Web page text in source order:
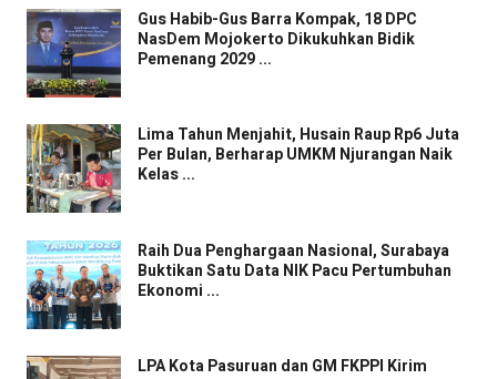
Gus Habib-Gus Barra Kompak, 18 DPC
NasDem Mojokerto Dikukuhkan Bidik
Pemenang 2029 ...
Lima Tahun Menjahit, Husain Raup Rp6 Juta
Per Bulan, Berharap UMKM Njurangan Naik
Kelas ...
Raih Dua Penghargaan Nasional, Surabaya
Buktikan Satu Data NIK Pacu Pertumbuhan
Ekonomi ...
LPA Kota Pasuruan dan GM FKPPI Kirim